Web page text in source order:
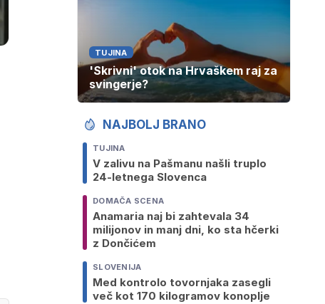
TUJINA
'Skrivni' otok na Hrvaškem raj za
svingerje?
NAJBOLJ BRANO
TUJINA
V zalivu na Pašmanu našli truplo
24-letnega Slovenca
DOMAČA SCENA
Anamaria naj bi zahtevala 34
milijonov in manj dni, ko sta hčerki
z Dončićem
SLOVENIJA
Med kontrolo tovornjaka zasegli
več kot 170 kilogramov konoplje